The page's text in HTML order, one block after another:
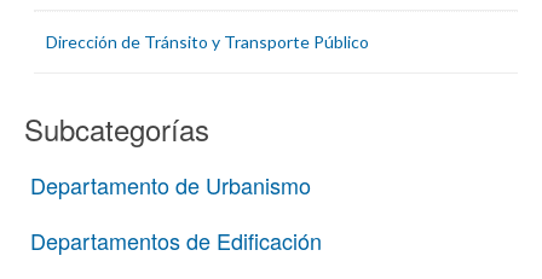
Dirección de Tránsito y Transporte Público
Subcategorías
Departamento de Urbanismo
Departamentos de Edificación